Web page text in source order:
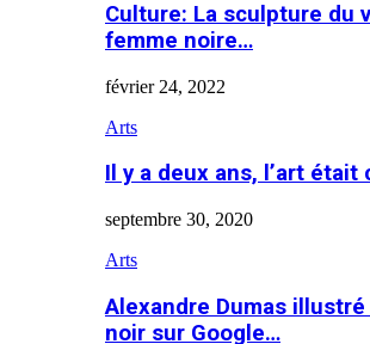
Culture: La sculpture du
femme noire…
février 24, 2022
Arts
Il y a deux ans, l’art
septembre 30, 2020
Arts
Alexandre Dumas
noir sur Google…